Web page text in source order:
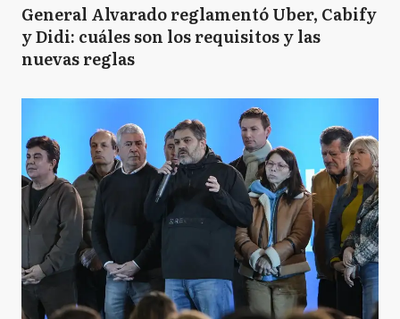
General Alvarado reglamentó Uber, Cabify
y Didi: cuáles son los requisitos y las
nuevas reglas